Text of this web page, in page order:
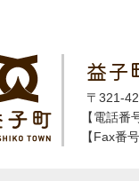
益
益子
〒321-
【電話番
【Fax番